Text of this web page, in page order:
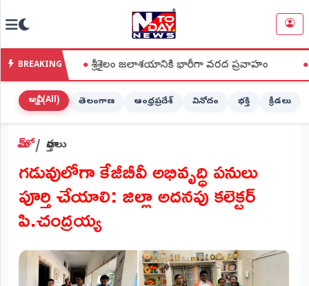
హోమ్
(Home)
STREAMING
లైవ్
టీవీ
(Live
TV)
లైవ్
రేడియో
(Live
BREAKING
●శ్రీశైలం జలాశయానికి భారీగా వరద ప్రవాహం ●
అన్నీ (All) తెలంగాణ ఆంధ్రప్రదేశ్ వినోదం భక్తి క్రీడలు
హోమ్ వార్తలు
​గడువులోగా కేజీబీవీ అభివృద్ధి పనులు
పూర్తి చేయాలి: జిల్లా అదనపు కలెక్టర్
పి.చంద్రయ్య